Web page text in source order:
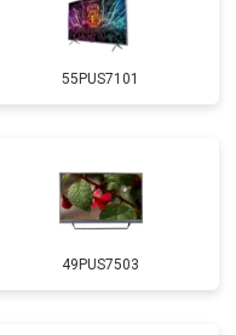
55PUS7101
49PUS7503